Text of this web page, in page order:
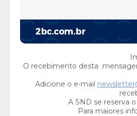
O recebimento desta
Adicione o e-mail
A SND se reserva
Para maiores